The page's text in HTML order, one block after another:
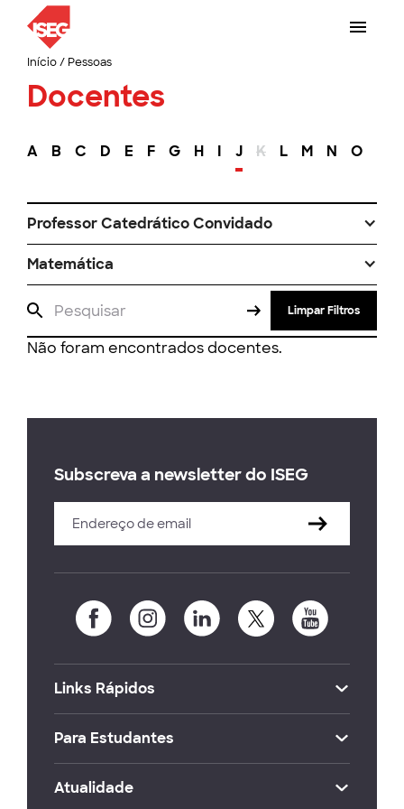
Início/ Pessoas
Docentes
A B C D E F G H I J K L M N O
Professor Catedrático Convidado
Matemática
Limpar Filtros
Não foram encontrados docentes.
Subscreva a newsletter do ISEG
Links Rápidos
Para Estudantes
Atualidade